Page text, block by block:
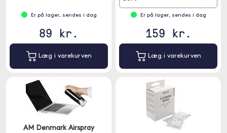
Er på lager, sendes i dag
89 kr.
Læg i varekurven
Er på lager, sendes i dag
159 kr.
Læg i varekurven
AM Denmark Airspray